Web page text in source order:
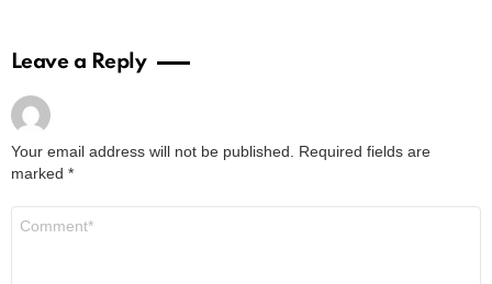
Leave a Reply
Your email address will not be published.
Required fields are
marked *